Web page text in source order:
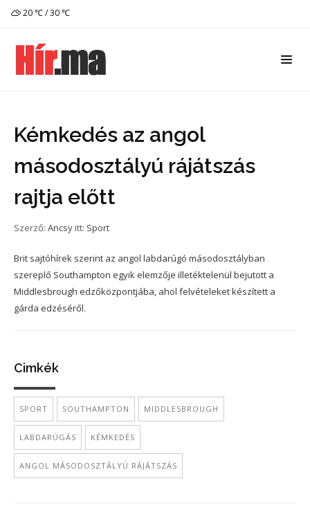
20 ℃ / 30 ℃
Kémkedés az angol
másodosztályú rájátszás
rajtja előtt
Szerző: Ancsy itt: Sport
Brit sajtóhírek szerint az angol labdarúgó másodosztályban
szereplő Southampton egyik elemzője illetéktelenül bejutott a
Middlesbrough edzőközpontjába, ahol felvételeket készített a
gárda edzéséről.
Cimkék
SPORT SOUTHAMPTON MIDDLESBROUGH
LABDARÚGÁS KÉMKEDÉS
ANGOL MÁSODOSZTÁLYÚ RÁJÁTSZÁS